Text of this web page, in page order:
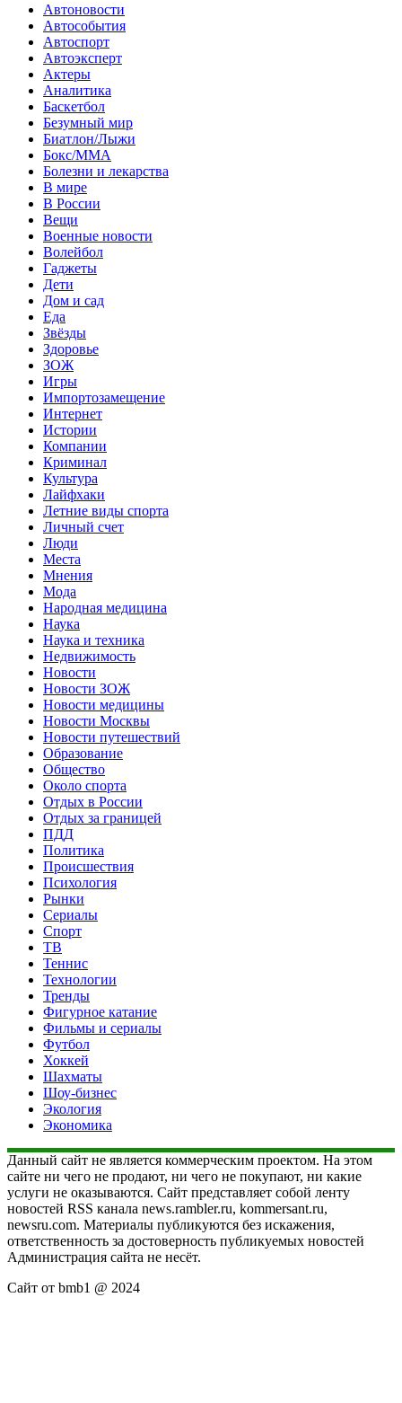
Автоновости
Автособытия
Автоспорт
Автоэксперт
Актеры
Аналитика
Баскетбол
Безумный мир
Биатлон/Лыжи
Бокс/MMA
Болезни и лекарства
В мире
В России
Вещи
Военные новости
Волейбол
Гаджеты
Дети
Дом и сад
Еда
Звёзды
Здоровье
ЗОЖ
Игры
Импортозамещение
Интернет
Истории
Компании
Криминал
Культура
Лайфхаки
Летние виды спорта
Личный счет
Люди
Места
Мнения
Мода
Народная медицина
Наука
Наука и техника
Недвижимость
Новости
Новости ЗОЖ
Новости медицины
Новости Москвы
Новости путешествий
Образование
Общество
Около спорта
Отдых в России
Отдых за границей
ПДД
Политика
Происшествия
Психология
Рынки
Сериалы
Спорт
ТВ
Теннис
Технологии
Тренды
Фигурное катание
Фильмы и сериалы
Футбол
Хоккей
Шахматы
Шоу-бизнес
Экология
Экономика
Данный сайт не является коммерческим проектом. На этом
сайте ни чего не продают, ни чего не покупают, ни какие
услуги не оказываются. Сайт представляет собой ленту
новостей RSS канала news.rambler.ru, kommersant.ru,
newsru.com. Материалы публикуются без искажения,
ответственность за достоверность публикуемых новостей
Администрация сайта не несёт.
Сайт от bmb1 @ 2024